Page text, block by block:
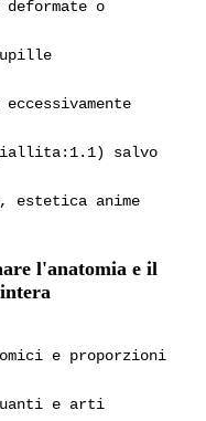
o
salvo
estetica anime
l'anatomia e il
e proporzioni
e arti